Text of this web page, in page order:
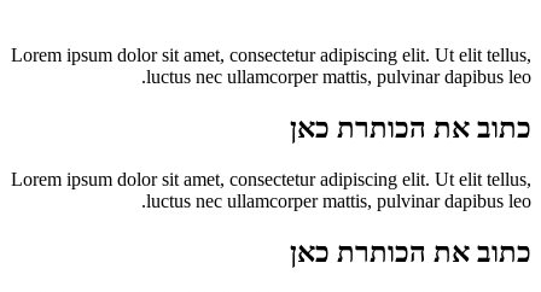
Lorem ipsum dolor sit amet, consectetur adipiscing elit. Ut elit tellus,
luctus nec ullamcorper mattis, pulvinar dapibus leo.
כתוב את הכותרת כאן
Lorem ipsum dolor sit amet, consectetur adipiscing elit. Ut elit tellus,
luctus nec ullamcorper mattis, pulvinar dapibus leo.
כתוב את הכותרת כאן